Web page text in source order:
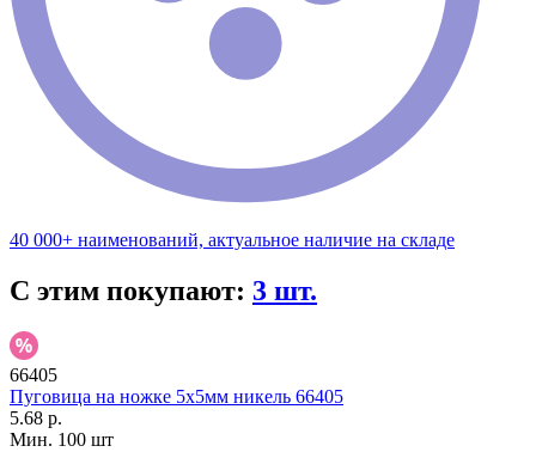
40 000+ наименований, актуальное наличие на складе
С этим покупают: 3 шт.
66405
Пуговица на ножке 5х5мм никель 66405
5.68 р.
Мин. 100 шт